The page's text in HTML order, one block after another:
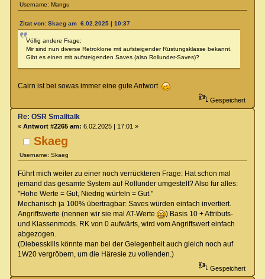
Username: Mangu
Zitat von: Skaeg am 6.02.2025 | 10:37
Völlig andere Frage:
Mir sind nun diverse Retroklone mit aufsteigender Rüstungsklasse bekannt.
Gibt es einen mit aufsteigenden Saves (also Rollunder-Saves)?
Cairn ist bei sowas immer eine gute Antwort
Gespeichert
Skaeg
Username: Skaeg
Re: OSR Smalltalk
« Antwort #2265 am: 6.02.2025 | 17:01 »
Führt mich weiter zu einer noch verrückteren Frage: Hat schon mal
jemand das gesamte System auf Rollunder umgestelt? Also für alles:
"Hohe Werte = Gut, Niedrig würfeln = Gut."
Mechanisch ja 100% übertragbar: Saves würden einfach invertiert.
Angriffswerte (nennen wir sie mal AT-Werte
) Basis 10 + Attributs-
und Klassenmods. RK von 0 aufwärts, wird vom Angriffswert einfach
abgezogen.
(Diebesskills könnte man bei der Gelegenheit auch gleich noch auf
1W20 vergröbern, um die Häresie zu vollenden.)
Gespeichert